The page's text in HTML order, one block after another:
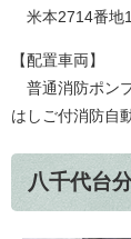
米本2714番地
【配置車両】
普通消防ポン
はしご付消防自
八千代台